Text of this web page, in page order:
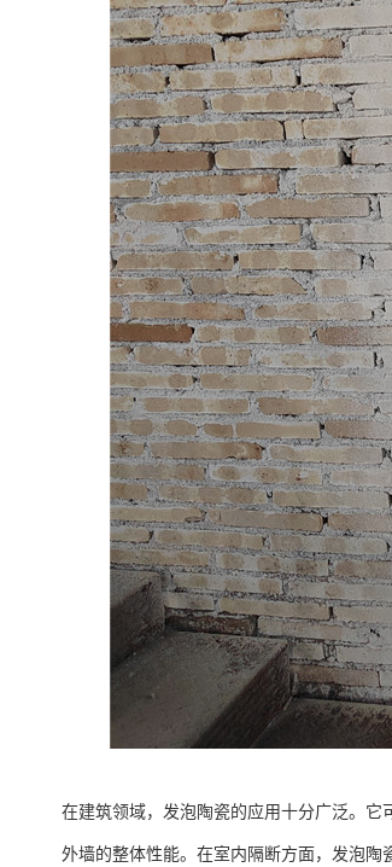
在建筑领域，发泡陶瓷的应用十分广泛。
外墙的整体性能。在室内隔断方面，发泡陶